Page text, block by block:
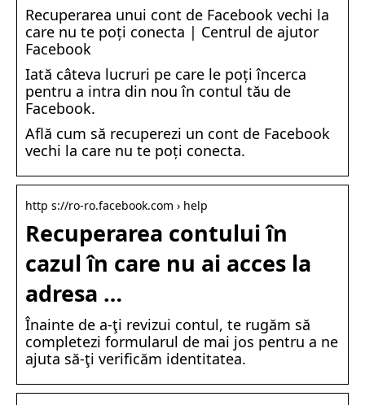
Recuperarea unui cont de Facebook vechi la
care nu te poți conecta | Centrul de ajutor
Facebook
Iată câteva lucruri pe care le poți încerca
pentru a intra din nou în contul tău de
Facebook.
Află cum să recuperezi un cont de Facebook
vechi la care nu te poți conecta.
http s://ro-ro.facebook.com › help
Recuperarea contului în
cazul în care nu ai acces la
adresa …
Înainte de a-ţi revizui contul, te rugăm să
completezi formularul de mai jos pentru a ne
ajuta să-ţi verificăm identitatea.